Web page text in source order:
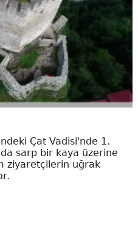
Çat Vadisi'nde 1.
sarp bir kaya üzerine
ziyaretçilerin uğrak